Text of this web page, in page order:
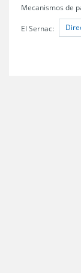
Mecanismos de
El Sernac: